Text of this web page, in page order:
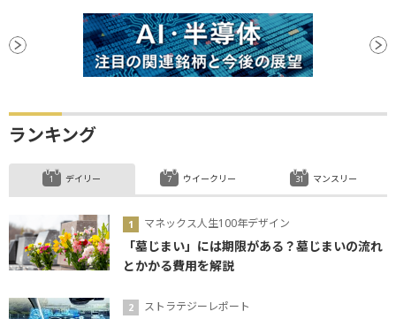
ランキング
デイリー
マネックス人生100年デザイン
「墓じまい」には期限がある？墓じまいの流れ
とかかる費用を解説
ストラテジーレポート
ウイークリー マンスリー